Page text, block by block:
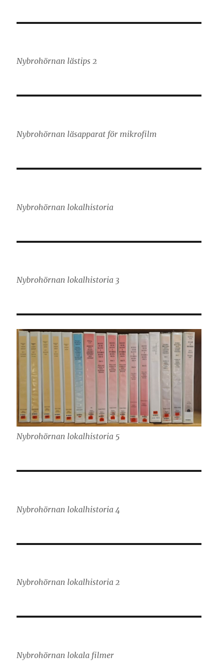
Nybrohörnan lästips 2
Nybrohörnan läsapparat för mikrofilm
Nybrohörnan lokalhistoria
Nybrohörnan lokalhistoria 3
Nybrohörnan lokalhistoria 5
Nybrohörnan lokalhistoria 4
Nybrohörnan lokalhistoria 2
Nybrohörnan lokala filmer